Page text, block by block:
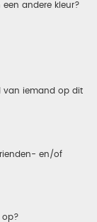
andere kleur?
van iemand op dit
en/of
op?